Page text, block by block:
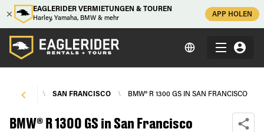
EAGLERIDER VERMIETUNGEN & TOUREN
Harley, Yamaha, BMW & mehr
APP HOLEN
\ SAN FRANCISCO \ BMW® R 1300 GS IN SAN FRANCISCO
BMW® R 1300 GS in San Francisco